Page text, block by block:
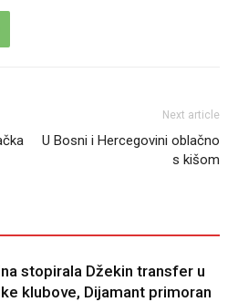
Next article
U Bosni i Hercegovini oblačno
s kišom
stopirala Džekin transfer u
klubove, Dijamant primoran